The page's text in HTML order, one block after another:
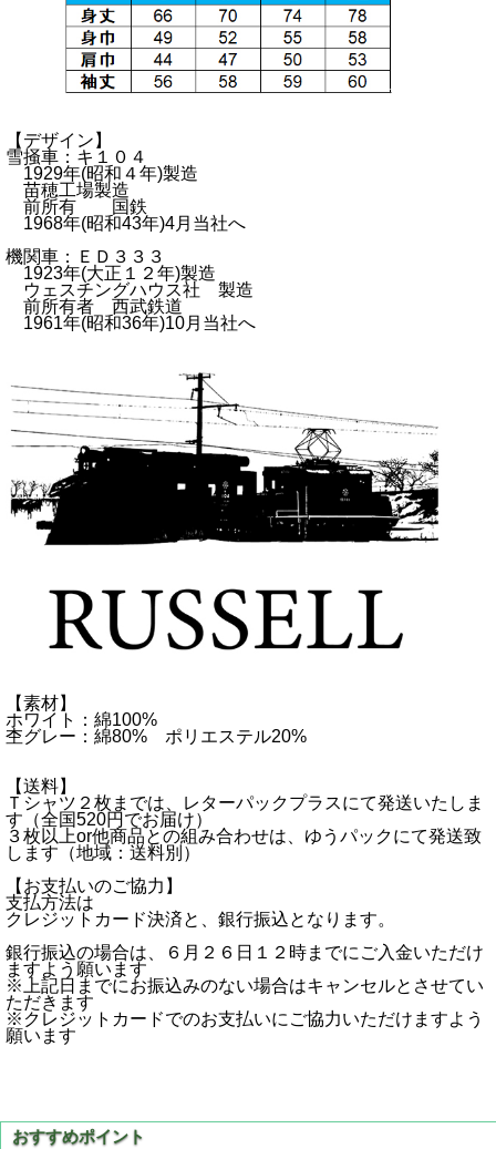
【デザイン】
雪掻車：キ１０４
1929年(昭和４年)製造
苗穂工場製造
前所有 国鉄
1968年(昭和43年)4月当社へ
機関車：ＥＤ３３３
1923年(大正１２年)製造
ウェスチングハウス社 製造
前所有者 西武鉄道
1961年(昭和36年)10月当社へ
【素材】
ホワイト：綿100%
杢グレー：綿80% ポリエステル20%
【送料】
Ｔシャツ２枚までは、レターパックプラスにて発送いたしま
す（全国520円でお届け）
３枚以上or他商品との組み合わせは、ゆうパックにて発送致
します（地域：送料別）
【お支払いのご協力】
支払方法は
クレジットカード決済と、銀行振込となります。
銀行振込の場合は、６月２６日１２時までにご入金いただけ
ますよう願います
※上記日までにお振込みのない場合はキャンセルとさせてい
ただきます
※クレジットカードでのお支払いにご協力いただけますよう
願います